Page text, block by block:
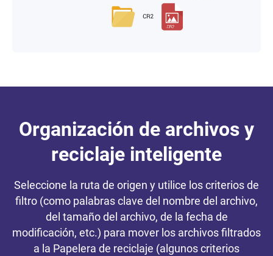
Organización de archivos y
reciclaje inteligente
Seleccione la ruta de origen y utilice los criterios de
filtro (como palabras clave del nombre del archivo,
del tamaño del archivo, de la fecha de
modificación, etc.) para mover los archivos filtrados
a la Papelera de reciclaje (algunos criterios